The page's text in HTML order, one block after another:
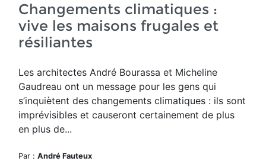
Changements climatiques :
vive les maisons frugales et
résiliantes
Les architectes André Bourassa et Micheline
Gaudreau ont un message pour les gens qui
s’inquiètent des changements climatiques : ils sont
imprévisibles et causeront certainement de plus
en plus de...
Par : André Fauteux